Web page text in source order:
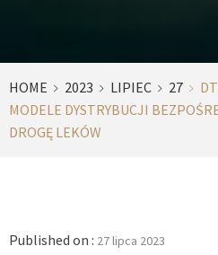
HOME 2023 LIPIEC 27
MODELE DYSTRYBUCJI
DROGĘ LEKÓW
Published on : 27 lipca 2023